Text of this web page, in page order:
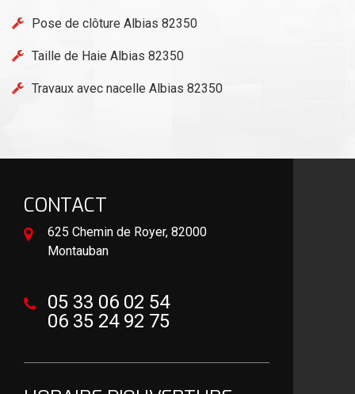
Pose de clôture Albias 82350
Taille de Haie Albias 82350
Travaux avec nacelle Albias 82350
CONTACT
625 Chemin de Royer, 82000
Montauban
05 33 06 02 54
06 35 24 92 75